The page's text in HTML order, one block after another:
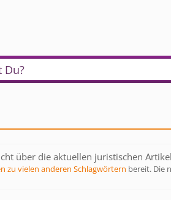
Du?
über die aktuellen juristischen
zu vielen anderen Schlagwörtern bereit. Die